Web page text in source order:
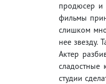
продюсер и
фильмы
слишком
нее звезду.
Актер
сладостные
студии